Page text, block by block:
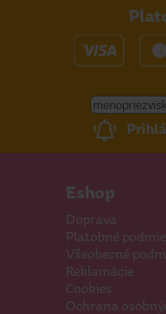
Eshop
Doprava
Platobné
Všeobecné
Reklamácie
Cookies
Ochrana